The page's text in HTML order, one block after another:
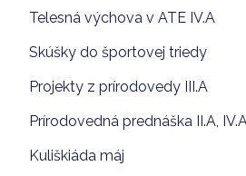
Telesná výchova v ATE IV.A
Skúšky do športovej triedy
Projekty z prírodovedy III.A
Prírodovedná prednáška II.A,
Kuliškiáda máj